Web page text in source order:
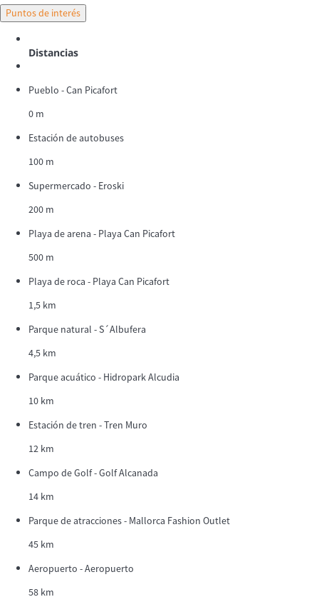
Puntos de interés
Distancias
Pueblo - Can Picafort
0 m
Estación de autobuses
100 m
Supermercado - Eroski
200 m
Playa de arena - Playa Can Picafort
500 m
Playa de roca - Playa Can Picafort
1,5 km
Parque natural - S´Albufera
4,5 km
Parque acuático - Hidropark Alcudia
10 km
Estación de tren - Tren Muro
12 km
Campo de Golf - Golf Alcanada
14 km
Parque de atracciones - Mallorca Fashion Outlet
45 km
Aeropuerto - Aeropuerto
58 km